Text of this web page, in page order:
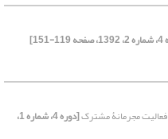
مجرمانۀ مشترک [دوره 4، شماره 1،